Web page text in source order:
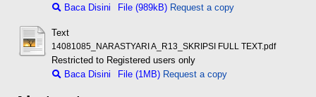
Baca Disini
File (989kB) Request a copy
Text
14081085_NARASTYARI A_R13_SKRIPSI FULL TEXT.pdf
Restricted to Registered users only
Baca Disini
File (1MB) Request a copy